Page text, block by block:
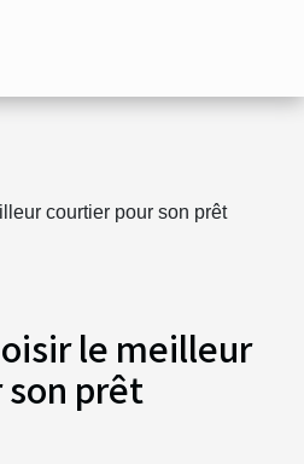
courtier pour son prêt
le meilleur
prêt